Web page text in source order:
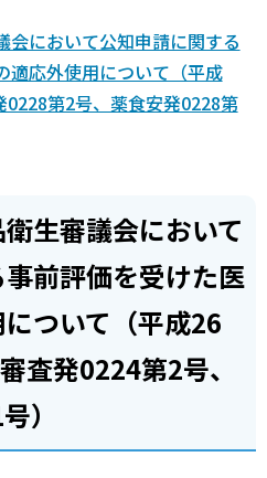
会において公知申請に関する
適応外使用について（平成
第2号、薬食安発0228第
生審議会において
前評価を受けた医
ついて（平成26
査発0224第2号、
）